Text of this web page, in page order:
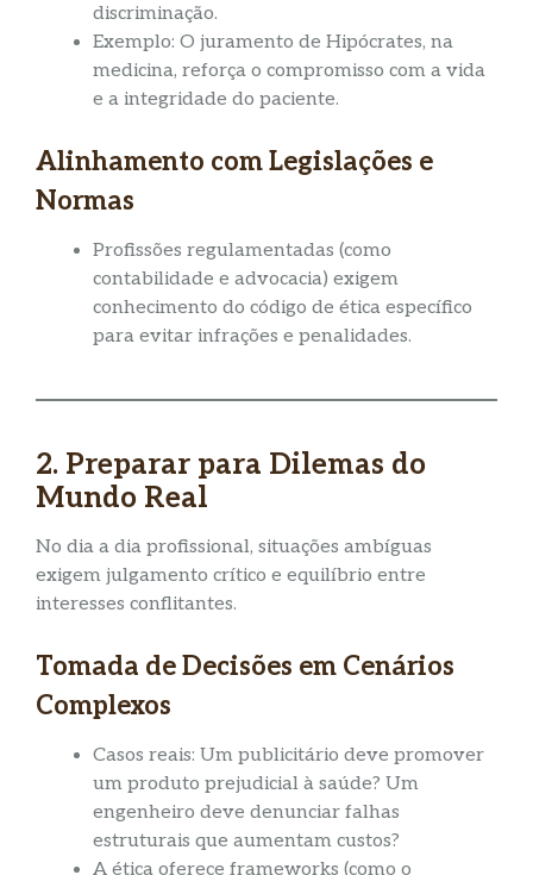
discriminação.
Exemplo: O juramento de Hipócrates, na
medicina, reforça o compromisso com a vida
e a integridade do paciente.
Alinhamento com Legislações e
Normas
Profissões regulamentadas (como
contabilidade e advocacia) exigem
conhecimento do código de ética específico
para evitar infrações e penalidades.
2. Preparar para Dilemas do
Mundo Real
No dia a dia profissional, situações ambíguas
exigem julgamento crítico e equilíbrio entre
interesses conflitantes.
Tomada de Decisões em Cenários
Complexos
Casos reais: Um publicitário deve promover
um produto prejudicial à saúde? Um
engenheiro deve denunciar falhas
estruturais que aumentam custos?
A ética oferece frameworks (como o